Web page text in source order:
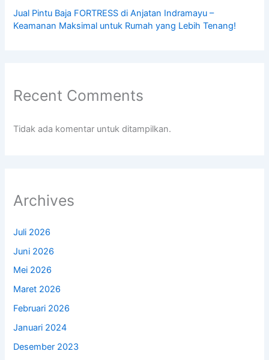
Jual Pintu Baja FORTRESS di Anjatan Indramayu –
Keamanan Maksimal untuk Rumah yang Lebih Tenang!
Recent Comments
Tidak ada komentar untuk ditampilkan.
Archives
Juli 2026
Juni 2026
Mei 2026
Maret 2026
Februari 2026
Januari 2024
Desember 2023